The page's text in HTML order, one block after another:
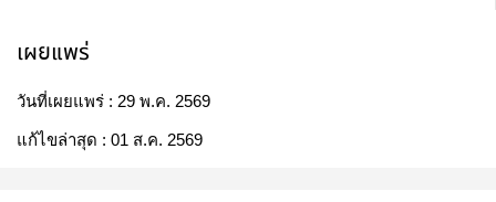
เผยแพร่
วันที่เผยแพร่ : 29 พ.ค. 2569
แก้ไขล่าสุด : 01 ส.ค. 2569